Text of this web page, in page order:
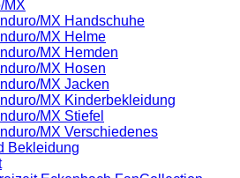
MX
MX Handschuhe
MX Helme
MX Hemden
MX Hosen
MX Jacken
MX Kinderbekleidung
MX Stiefel
MX Verschiedenes
Bekleidung